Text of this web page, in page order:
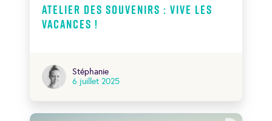
Atelier des souvenirs : Vive les
vacances !
Stéphanie
6 juillet 2025